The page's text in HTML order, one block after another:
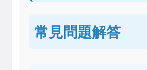
常見問題解答